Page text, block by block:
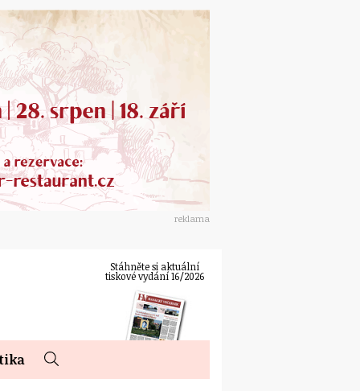
reklama
Stáhněte si aktuální
tiskové vydání 16/2026